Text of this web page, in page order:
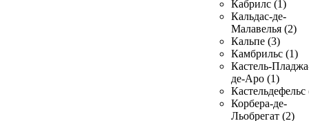
Кабрилс (1)
Кальдас-де-
Малавелья (2)
Кальпе (3)
Камбрильс (1)
Кастель-
де-Аро (1)
Кастельдефельс
Корбера-де-
Льобрегат (2)